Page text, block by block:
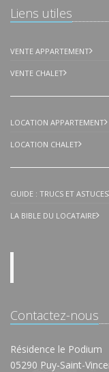
Liens utiles
VENTE APPARTEMENT
VENTE CHALET
LOCATION APPARTEMENT
LOCATION CHALET
GUIDE : TRUCS ET ASTUCES
LA BIBLE DU LOCATAIRE
Contactez-nous
Résidence le Podium
05290 Puy-Saint-